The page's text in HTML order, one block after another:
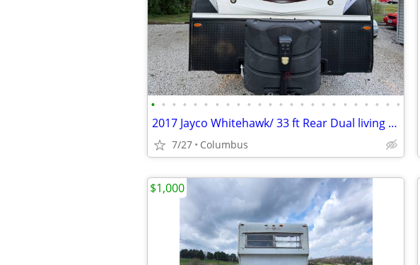
• • • • • • • • • • • • • • • • • • • • • • • •
2017 Jayco Whitehawk/ 33 ft Rear Dual living area 2 slideouts
7/27 Columbus
$1,000